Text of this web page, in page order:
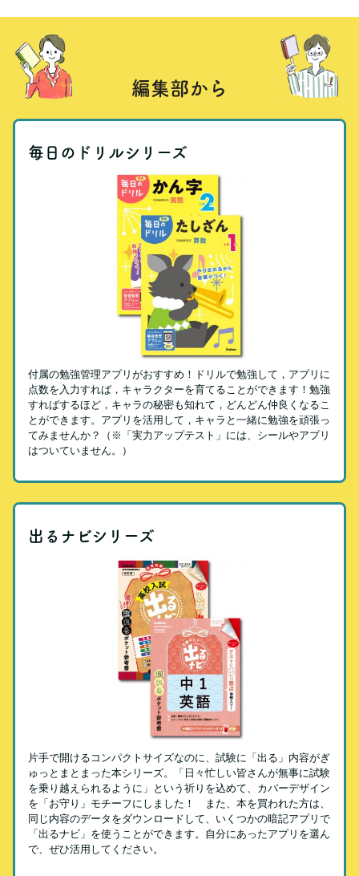
編集部から
毎日のドリルシリーズ
付属の勉強管理アプリがおすすめ！ドリルで勉強して，アプリに
点数を入力すれば，キャラクターを育てることができます！勉強
すればするほど，キャラの秘密も知れて，どんどん仲良くなるこ
とができます。アプリを活用して，キャラと一緒に勉強を頑張っ
てみませんか？（※「実力アップテスト」には、シールやアプリ
はついていません。）
出るナビシリーズ
片手で開けるコンパクトサイズなのに、試験に「出る」内容がぎ
ゅっとまとまった本シリーズ。「日々忙しい皆さんが無事に試験
を乗り越えられるように」という祈りを込めて、カバーデザイン
を「お守り」モチーフにしました！ また、本を買われた方は、
同じ内容のデータをダウンロードして、いくつかの暗記アプリで
「出るナビ」を使うことができます。自分にあったアプリを選ん
で、ぜひ活用してください。